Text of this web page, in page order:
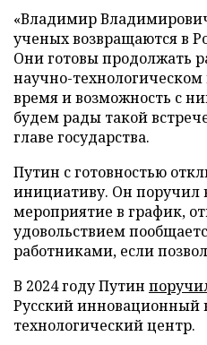
«Владимир
ученых возвращаются в
Они готовы продолжать
научно-
время и возможность с
будем рады такой
главе государства.
Путин с готовностью
инициативу. Он поручил
мероприятие в график,
удовольствием
работниками, если
В 2024 году Путин
Русский инновационный
технологический центр.